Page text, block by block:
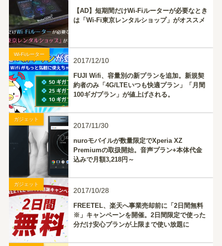
【AD】短期間だけWi-Fiルーターが必要なとき
は「Wi-Fi東京レンタルショップ」がオススメ
Wi-Fiルーター
2017/12/10
FUJI Wifi、容量別の新プランを追加。新規契
約者のみ「4G/LTEいつも快適プラン」「月間
100ギガプラン」が値上げされる。
ガジェット
2017/11/30
nuroモバイルが数量限定でXperia XZ
Premiumの取扱開始。音声プラン+本体代金
込みで月額3,218円～
ガジェット
2017/10/28
FREETEL、楽天へ事業売却前に「2日間無料
※」キャンペーンを開催。2日間限定で使った
分だけ安心プランが上限まで使い放題に